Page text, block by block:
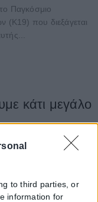
to third parties, or
information for
Παγκόσμιο
που διεξάγεται
κάτι μεγάλο
έκανε ο Άνταμ
συνεργασίας του...